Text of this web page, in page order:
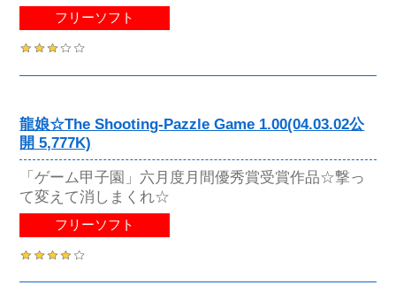
フリーソフト
龍娘☆The Shooting-Pazzle Game 1.00(04.03.02公
開 5,777K)
「ゲーム甲子園」六月度月間優秀賞受賞作品☆撃っ
て変えて消しまくれ☆
フリーソフト